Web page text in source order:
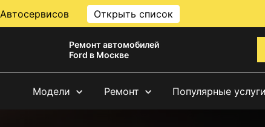
Автосервисов Открыть список
Ремонт автомобилей
Ford в Москве
Модели Ремонт Популярные услуги